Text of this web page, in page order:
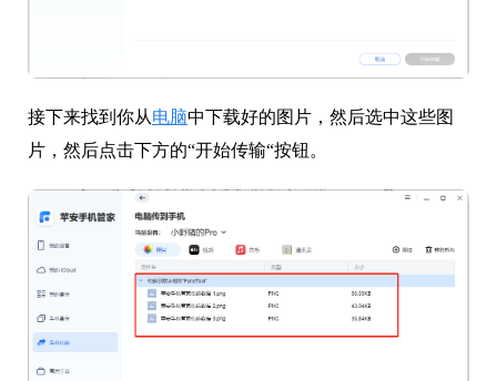
接下来找到你从电脑中下载好的图片，然后选中这些图
片，然后点击下方的“开始传输“按钮。